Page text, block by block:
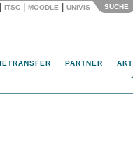
ITSC MOODLE UNIVIS SUCHE
PARTNER